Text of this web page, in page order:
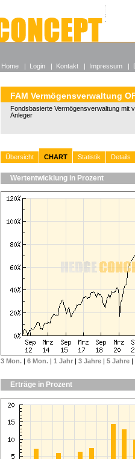
Alle
Wieso
FAM Vermögensverwaltung
Fondsbasierte Vermögensverwaltung mit
Anleger
Übersicht CHART Statistik Details
Wertentwicklung in Prozent
3 Mon. | 6 Mon. | 1 Jahr | 3 Jahre | 5 Jahre |
Erträge in Prozent
Home | Login | Kontakt | Impressum |